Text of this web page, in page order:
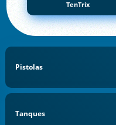
TenTrix
Pistolas
Tanques